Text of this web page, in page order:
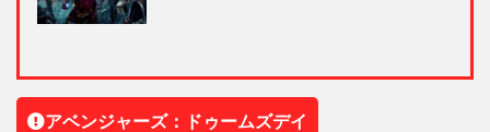
アベンジャーズ：ドゥームズデイ